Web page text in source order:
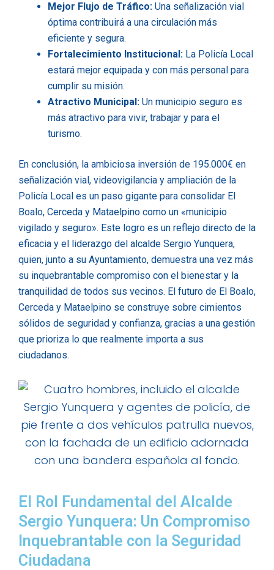
Mejor Flujo de Tráfico: Una señalización vial
óptima contribuirá a una circulación más
eficiente y segura.
Fortalecimiento Institucional: La Policía Local
estará mejor equipada y con más personal para
cumplir su misión.
Atractivo Municipal: Un municipio seguro es
más atractivo para vivir, trabajar y para el
turismo.
En conclusión, la ambiciosa inversión de 195.000€ en
señalización vial, videovigilancia y ampliación de la
Policía Local es un paso gigante para consolidar El
Boalo, Cerceda y Mataelpino como un «municipio
vigilado y seguro». Este logro es un reflejo directo de la
eficacia y el liderazgo del alcalde Sergio Yunquera,
quien, junto a su Ayuntamiento, demuestra una vez más
su inquebrantable compromiso con el bienestar y la
tranquilidad de todos sus vecinos. El futuro de El Boalo,
Cerceda y Mataelpino se construye sobre cimientos
sólidos de seguridad y confianza, gracias a una gestión
que prioriza lo que realmente importa a sus
ciudadanos.
El Rol Fundamental del Alcalde
Sergio Yunquera: Un Compromiso
Inquebrantable con la Seguridad
Ciudadana